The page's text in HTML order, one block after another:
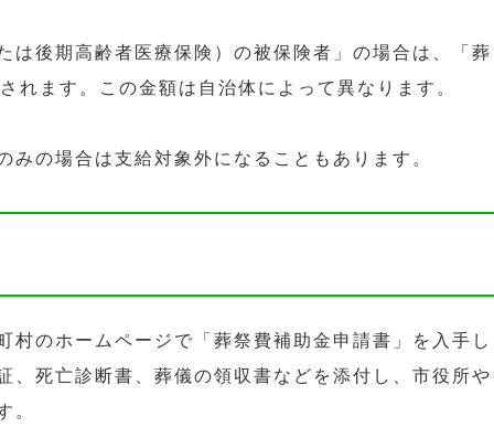
は後期高齢者医療保険）の被保険者」の場合は、「葬
れます。この金額は自治体によって異なります。
みの場合は支給対象外になることもあります。
村のホームページで「葬祭費補助金申請書」を入手し
、死亡診断書、葬儀の領収書などを添付し、市役所や
。